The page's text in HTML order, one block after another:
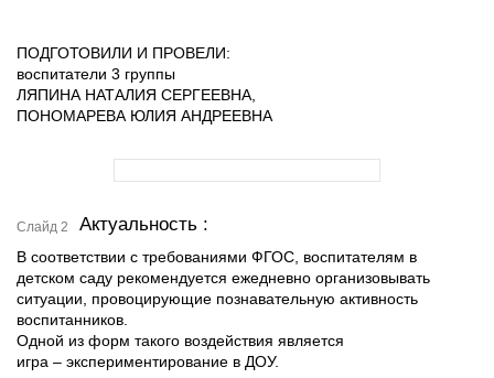
ПОДГОТОВИЛИ И ПРОВЕЛИ:
воспитатели 3 группы
ЛЯПИНА НАТАЛИЯ СЕРГЕЕВНА,
ПОНОМАРЕВА ЮЛИЯ АНДРЕЕВНА
Слайд 2 Актуальность :
В соответствии с требованиями ФГОС, воспитателям в
детском саду рекомендуется ежедневно организовывать
ситуации, провоцирующие познавательную активность
воспитанников.
Одной из форм такого воздействия является
игра – экспериментирование в ДОУ.